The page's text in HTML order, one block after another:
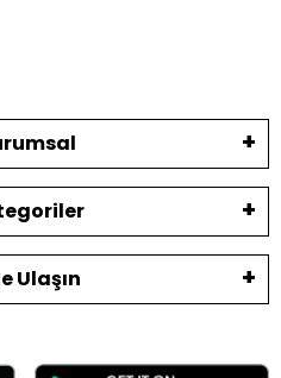
Ulaşın